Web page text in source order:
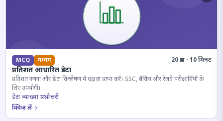
MCQ मध्यम 20 प्रश्न · 10 मिनट
प्रतिशत आधारित डेटा
प्रतिशत गणना और डेटा विश्लेषण में दक्षता प्राप्त करें। SSC, बैंकिंग और रेलवे परीक्षार्थियों के
लिए उपयोगी।
डेटा व्याख्या प्रश्नोत्तरी
क्विज़ लें